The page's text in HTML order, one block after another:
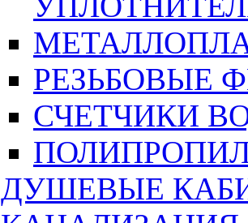
РЕЗЬБОВЫЕ
СЧЕТЧИКИ
ДУШЕВЫЕ